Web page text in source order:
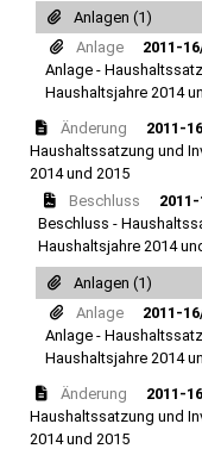
Anlagen (1)
Anlage
2011-
Anlage -
Haushaltsjahre 2014
Änderung
2011-
Haushaltssatzung und
2014 und 2015
Beschluss
Beschluss -
Haushaltsjahre 2014
Anlagen (1)
Anlage
2011-
Anlage -
Haushaltsjahre 2014
Änderung
2011-
Haushaltssatzung und
2014 und 2015